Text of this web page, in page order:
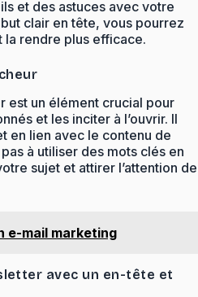
et des astuces avec votre
clair en tête, vous pourrez
rendre plus efficace.
est un élément crucial pour
et les inciter à l’ouvrir. Il
en lien avec le contenu de
à utiliser des mots clés en
sujet et attirer l’attention de
e-mail marketing
avec un en-tête et